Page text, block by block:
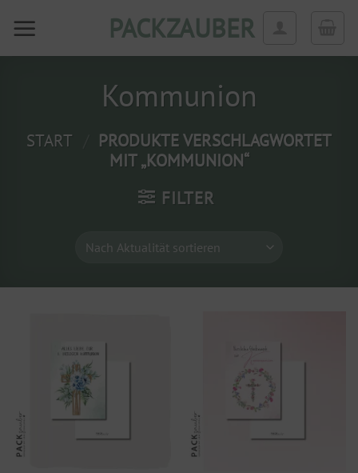
Inhalt
PACKZAUBER
Kommunion
START
PRODUKTE VERSCHLAGWORTET
MIT „KOMMUNION“
FILTER